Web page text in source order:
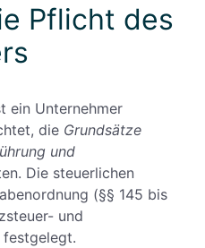
Pflicht des
ein Unternehmer
die Grundsätze
und
Die steuerlichen
(§§ 145 bis
und
festgelegt.